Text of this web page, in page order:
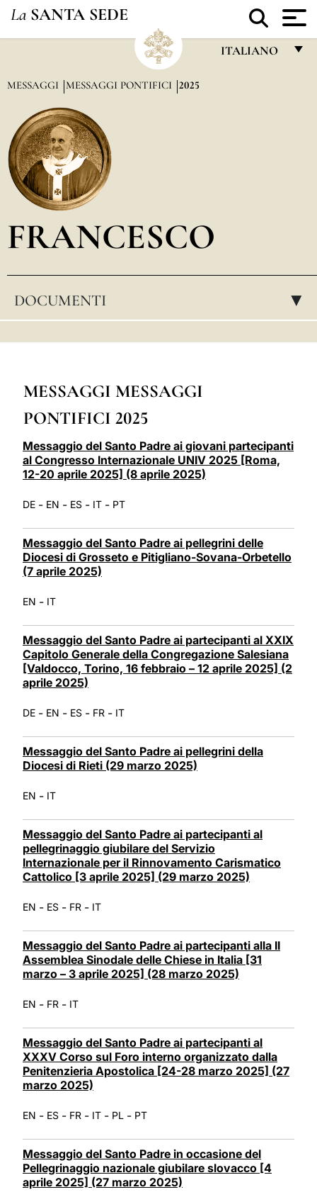
La SANTA SEDE
ITALIANO
العربيّة
MESSAGGI MESSAGGI PONTIFICI 2025
FRANCESCO
DOCUMENTI ▸
MESSAGGI MESSAGGI
PONTIFICI 2025
Messaggio del Santo Padre ai giovani partecipanti
al Congresso Internazionale UNIV 2025 [Roma,
12-20 aprile 2025] (8 aprile 2025)
DE - EN - ES - IT - PT
Messaggio del Santo Padre ai pellegrini delle
Diocesi di Grosseto e Pitigliano-Sovana-Orbetello
(7 aprile 2025)
EN - IT
Messaggio del Santo Padre ai partecipanti al XXIX
Capitolo Generale della Congregazione Salesiana
[Valdocco, Torino, 16 febbraio – 12 aprile 2025] (2
aprile 2025)
DE - EN - ES - FR - IT
Messaggio del Santo Padre ai pellegrini della
Diocesi di Rieti (29 marzo 2025)
EN - IT
Messaggio del Santo Padre ai partecipanti al
pellegrinaggio giubilare del Servizio
Internazionale per il Rinnovamento Carismatico
Cattolico [3 aprile 2025] (29 marzo 2025)
EN - ES - FR - IT
Messaggio del Santo Padre ai partecipanti alla II
Assemblea Sinodale delle Chiese in Italia [31
marzo – 3 aprile 2025] (28 marzo 2025)
EN - FR - IT
Messaggio del Santo Padre ai partecipanti al
XXXV Corso sul Foro interno organizzato dalla
Penitenzieria Apostolica [24-28 marzo 2025] (27
marzo 2025)
EN - ES - FR - IT - PL - PT
Messaggio del Santo Padre in occasione del
Pellegrinaggio nazionale giubilare slovacco [4
aprile 2025] (27 marzo 2025)